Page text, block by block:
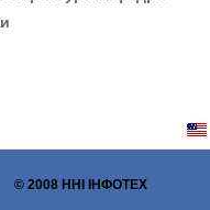
© 2008 ННІ ІНФОТЕХ